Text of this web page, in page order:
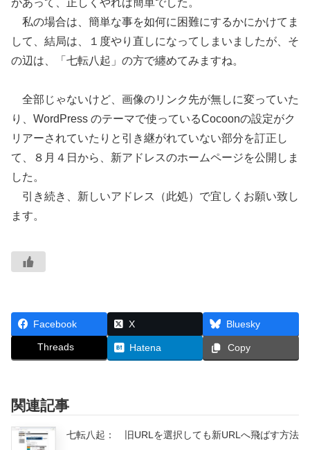
があって、正しくやれば簡単でした。
私の場合は、簡単な事を如何に困難にするかにかけてま
して、結局は、１度やり直しになってしまいましたが、そ
の辺は、「七転八起」の方で纏めてみますね。
全部じゃないけど、画像のリンク先が無しに変っていた
り、WordPress のテーマで使っているCocoonの設定がク
リアーされていたりと引き継がれていない部分を訂正し
て、８月４日から、新アドレスのホームページを公開しま
した。
引き続き、新しいアドレス（此処）で宜しくお願い致し
ます。
Facebook X Bluesky
Threads Hatena Copy
関連記事
七転八起： 旧URLを選択しても新URLへ飛ばす方法